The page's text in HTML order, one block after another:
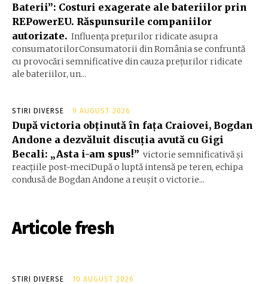
Baterii”: Costuri exagerate ale bateriilor prin
REPowerEU. Răspunsurile companiilor
autorizate. Influența prețurilor ridicate asupra
consumatorilorConsumatorii din România se confruntă
cu provocări semnificative din cauza prețurilor ridicate
ale bateriilor, un...
STIRI DIVERSE 9 AUGUST 2026
După victoria obținută în fața Craiovei, Bogdan
Andone a dezvăluit discuția avută cu Gigi
Becali: „Asta i-am spus!” victorie semnificativă și
reacțiile post-meciDupă o luptă intensă pe teren, echipa
condusă de Bogdan Andone a reușit o victorie...
Articole fresh
STIRI DIVERSE 10 AUGUST 2026